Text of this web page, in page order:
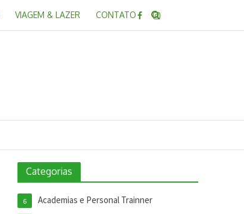
VIAGEM & LAZER CONTATO
Categorias
Academias e Personal Trainner
6